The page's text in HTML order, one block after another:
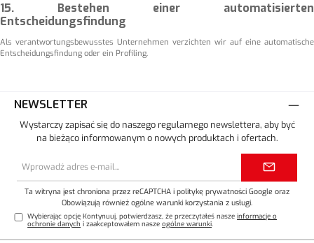
15. Bestehen einer automatisierten
Entscheidungsfindung
Als verantwortungsbewusstes Unternehmen verzichten wir auf eine automatische
Entscheidungsfindung oder ein Profiling.
NEWSLETTER
Wystarczy zapisać się do naszego regularnego newslettera, aby być
na bieżąco informowanym o nowych produktach i ofertach.
Ta witryna jest chroniona przez reCAPTCHA i politykę prywatności Google oraz
Obowiązują również ogólne warunki korzystania z usługi.
Wybierając opcję Kontynuuj, potwierdzasz, że przeczytałeś naszeinformacje o
ochronie danych i zaakceptowałem naszeogólne warunki.